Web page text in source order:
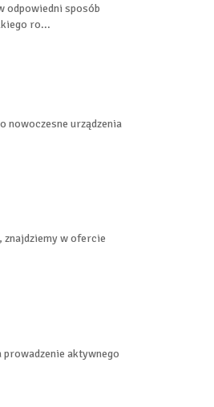
odpowiedni sposób
ro...
nowoczesne urządzenia
znajdziemy w ofercie
prowadzenie aktywnego